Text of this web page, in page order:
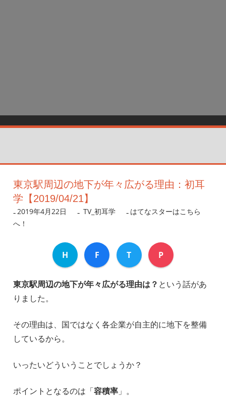
東京駅周辺の地下が年々広がる理由：初耳
学【2019/04/21】
2019年4月22日 nanigoto
TV_初耳学
はてなスターはこちら
へ！
H F T P
東京駅周辺の地下が年々広がる理由は？ という話があ
りました。
その理由は、国ではなく各企業が自主的に地下を整備
しているから。
いったいどういうことでしょうか？
ポイントとなるのは「容積率」。